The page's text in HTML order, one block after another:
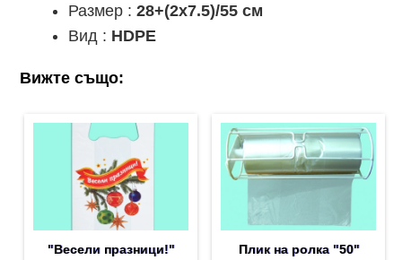
Размер : 28+(2x7.5)/55 см
Вид : HDPE
Вижте също:
"Весели празници!"
Плик на ролка "50"